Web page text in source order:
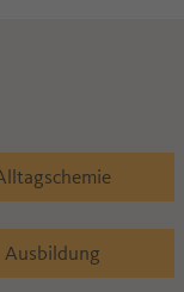
Ausbildung